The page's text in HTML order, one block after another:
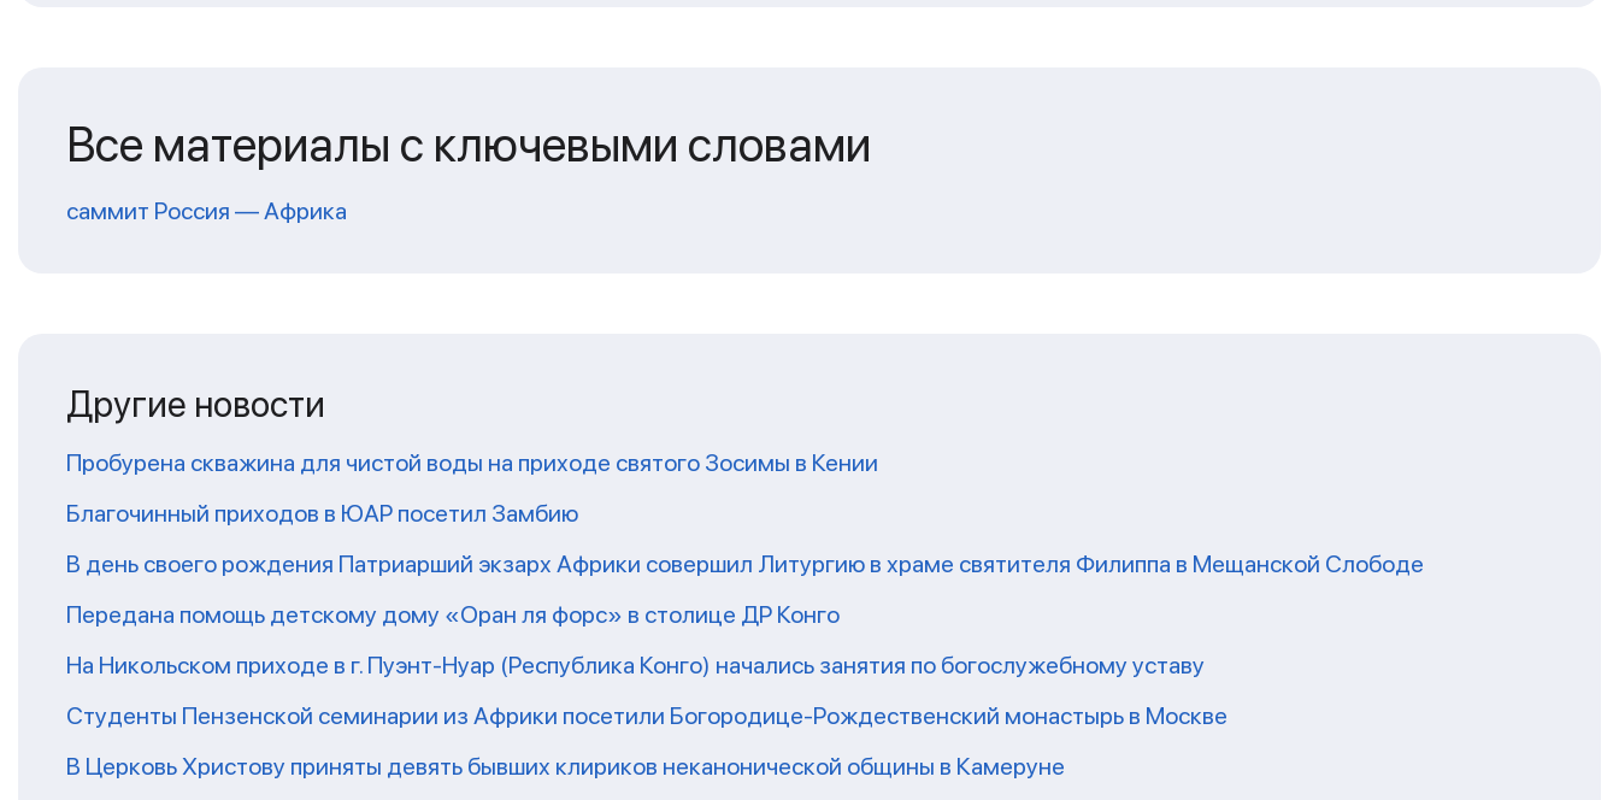
Все материалы с ключевыми словами
саммит Россия — Африка
Другие новости
Пробурена скважина для чистой воды на приходе святого Зосимы в Кении
Благочинный приходов в ЮАР посетил Замбию
В день своего рождения Патриарший экзарх Африки совершил Литургию в храме святителя Филиппа в Мещанской Слободе
Передана помощь детскому дому «Оран ля форс» в столице ДР Конго
На Никольском приходе в г. Пуэнт-Нуар (Республика Конго) начались занятия по богослужебному уставу
Студенты Пензенской семинарии из Африки посетили Богородице-Рождественский монастырь в Москве
В Церковь Христову приняты девять бывших клириков неканонической общины в Камеруне